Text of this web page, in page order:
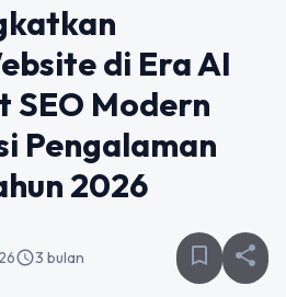
di Era AI
SEO Modern
Pengalaman
2026
schedule3 bulan bookmark_border share